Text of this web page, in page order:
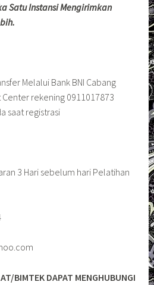
Satu Instansi Mengirimkan
Melalui Bank BNI Cabang
rekening 0911017873
saat registrasi
3 Hari sebelum hari Pelatihan
BIMTEK DAPAT MENGHUBUNGI